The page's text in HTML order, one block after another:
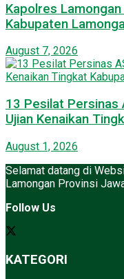
Kapolres
Kabupaten
August 7, 2026
13 Pesilat Persinas
Ujian Kenaikan
August 1, 2026
Selamat datang di
Lamongan Provinsi
Follow Us
KATEGORI